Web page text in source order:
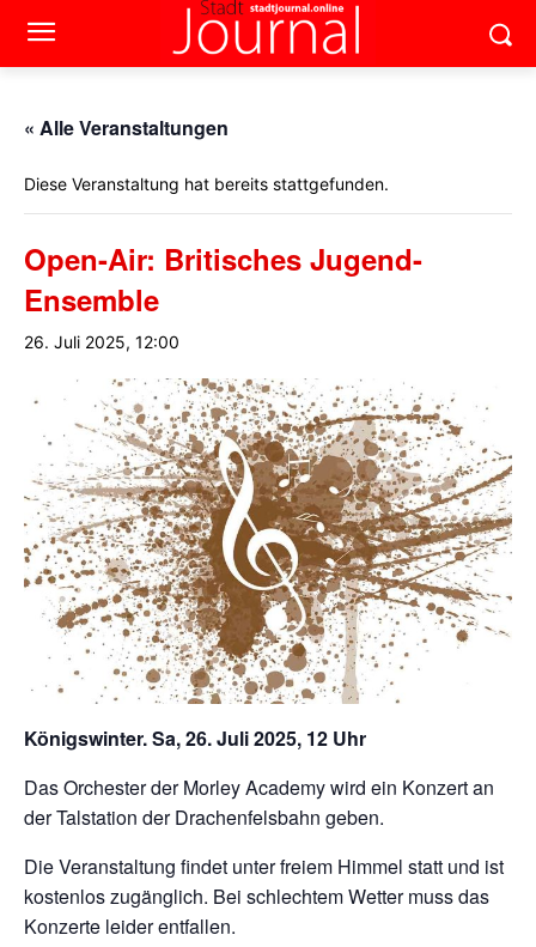
« Alle Veranstaltungen
Diese Veranstaltung hat bereits stattgefunden.
Open-Air: Britisches Jugend-
Ensemble
26. Juli 2025, 12:00
Königswinter. Sa, 26. Juli 2025, 12 Uhr
Das Orchester der Morley Academy wird ein Konzert an
der Talstation der Drachenfelsbahn geben.
Die Veranstaltung findet unter freiem Himmel statt und ist
kostenlos zugänglich. Bei schlechtem Wetter muss das
Konzerte leider entfallen.